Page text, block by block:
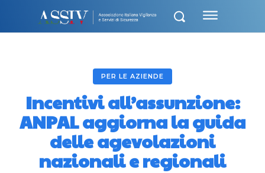
PER LE AZIENDE
Incentivi all’assunzione:
ANPAL aggiorna la guida
delle agevolazioni
nazionali e regionali